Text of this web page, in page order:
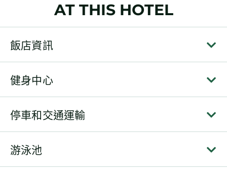
AT THIS HOTEL
飯店資訊
健身中心
停車和交通運輸
游泳池